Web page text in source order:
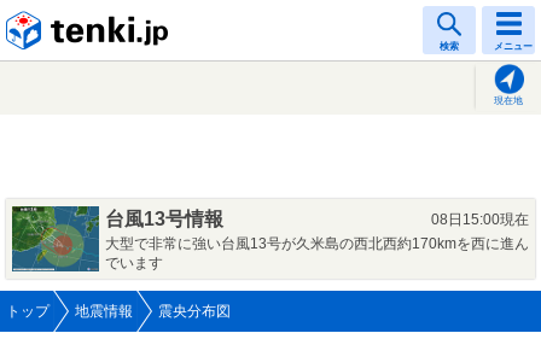
検索 メニュー
現在地
台風13号情報
08日15:00現在
大型で非常に強い台風13号が久米島の西北西約170kmを西に進ん
でいます
トップ 地震情報 震央分布図